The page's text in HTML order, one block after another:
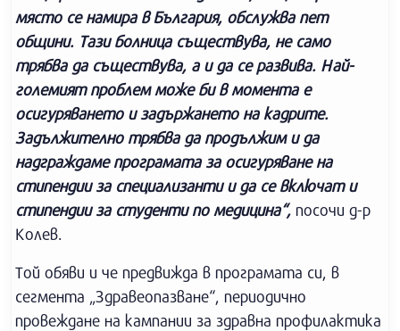
място се намира в България, обслужва пет
общини. Тази болница съществува, не само
трябва да съществува, а и да се развива. Най-
големият проблем може би в момента е
осигуряването и задържането на кадрите.
Задължително трябва да продължим и да
надграждаме програмата за осигуряване на
стипендии за специализанти и да се включат и
стипендии за студенти по медицина“, посочи д-р
Колев.
Той обяви и че предвижда в програмата си, в
сегмента „Здравеопазване“, периодично
провеждане на кампании за здравна профилактика